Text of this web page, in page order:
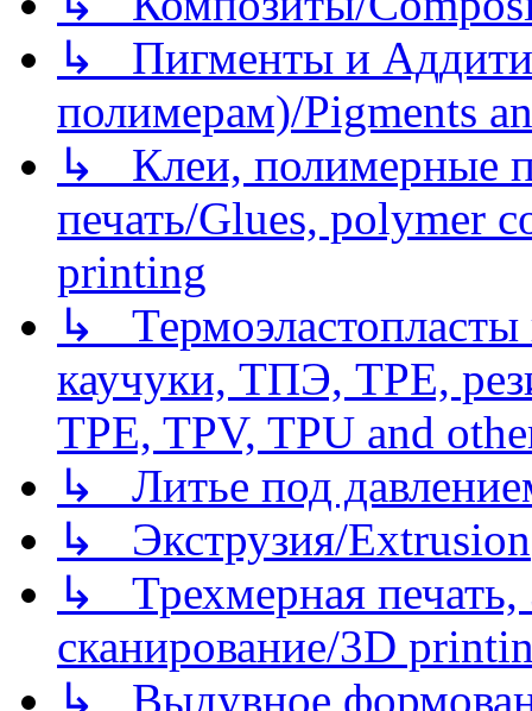
↳ Пигменты и
полимерам)/Pigments
↳ Клеи, полимерные
печать/Glues, polymer
printing
↳
каучуки, ТПЭ, TPE,
TPE, TPV, TPU and
↳ Литье под
↳ Экструзия/Extrusion
↳ Трехмерная
сканирование/3D
↳ Выдувное